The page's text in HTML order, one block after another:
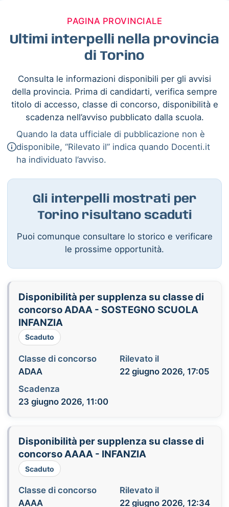
PAGINA PROVINCIALE
Ultimi interpelli nella provincia
di Torino
Consulta le informazioni disponibili per gli avvisi
della provincia. Prima di candidarti, verifica sempre
titolo di accesso, classe di concorso, disponibilità e
scadenza nell’avviso pubblicato dalla scuola.
Quando la data ufficiale di pubblicazione non è
disponibile, “Rilevato il” indica quando Docenti.it
ha individuato l’avviso.
Gli interpelli mostrati per
Torino risultano scaduti
Puoi comunque consultare lo storico e verificare
le prossime opportunità.
Disponibilità per supplenza su classe di
concorso ADAA - SOSTEGNO SCUOLA
INFANZIA
Scaduto
Classe di concorso
ADAA
Rilevato il
22 giugno 2026, 17:05
Scadenza
23 giugno 2026, 11:00
Disponibilità per supplenza su classe di
concorso AAAA - INFANZIA
Scaduto
Classe di concorso
AAAA
Rilevato il
22 giugno 2026, 12:34